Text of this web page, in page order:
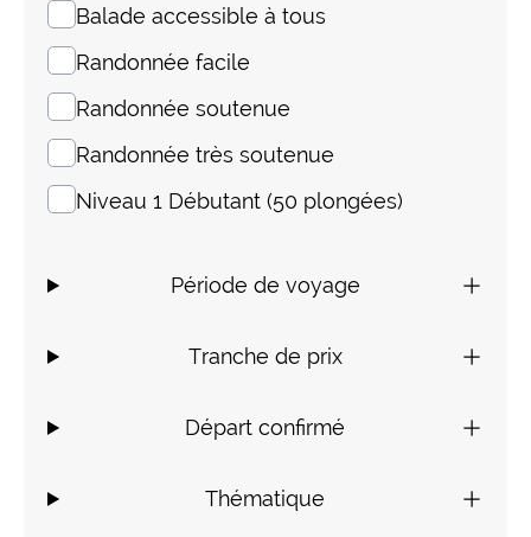
Balade accessible à tous
Randonnée facile
Randonnée soutenue
Randonnée très soutenue
Niveau 1 Débutant (50 plongées)
Période de voyage
Tranche de prix
Départ confirmé
Thématique